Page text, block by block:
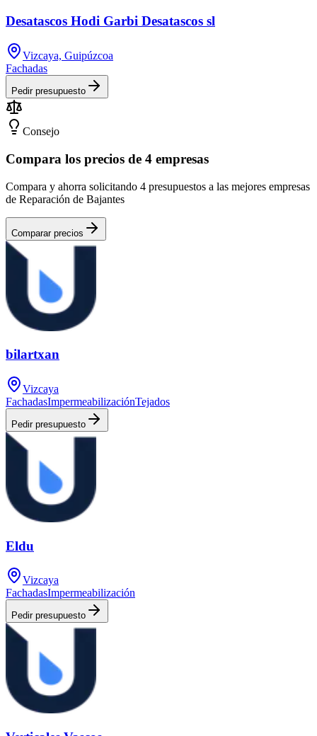
Desatascos Hodi Garbi Desatascos sl
Vizcaya, Guipúzcoa
Fachadas
Pedir presupuesto
Consejo
Compara los precios de 4 empresas
Compara y ahorra solicitando 4 presupuestos a las mejores empresas
de Reparación de Bajantes
Comparar precios
bilartxan
Vizcaya
FachadasImpermeabilizaciónTejados
Pedir presupuesto
Eldu
Vizcaya
FachadasImpermeabilización
Pedir presupuesto